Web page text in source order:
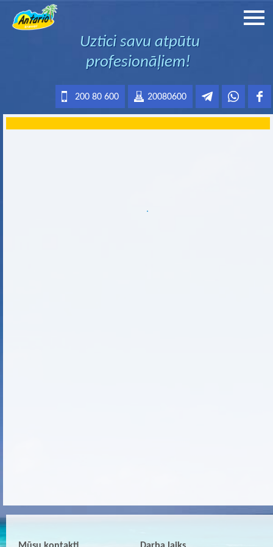
Uztici savu atpūtu
profesionāļiem!
20080600
200 80 600